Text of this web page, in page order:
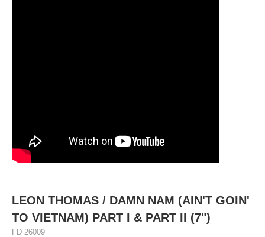
LEON THOMAS / DAMN NAM (AIN'T GOIN'
TO VIETNAM) PART I & PART II (7")
FD 26009